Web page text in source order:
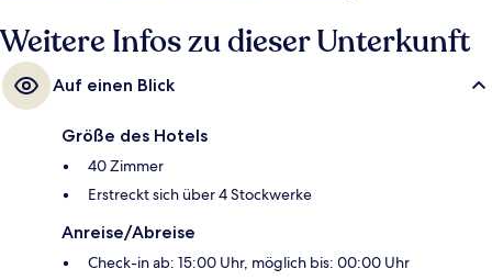
Weitere Infos zu dieser Unterkunft
Auf einen Blick
Größe des Hotels
40 Zimmer
Erstreckt sich über 4 Stockwerke
Anreise/Abreise
Check-in ab: 15:00 Uhr, möglich bis: 00:00 Uhr